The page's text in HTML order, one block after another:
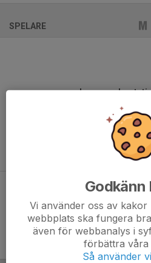
SPELARE
Ingen
automatiskt på
Godkänn
Vi använder oss av
webbplats ska fungera
även för webbanalys i
förbättra våra
Så använder